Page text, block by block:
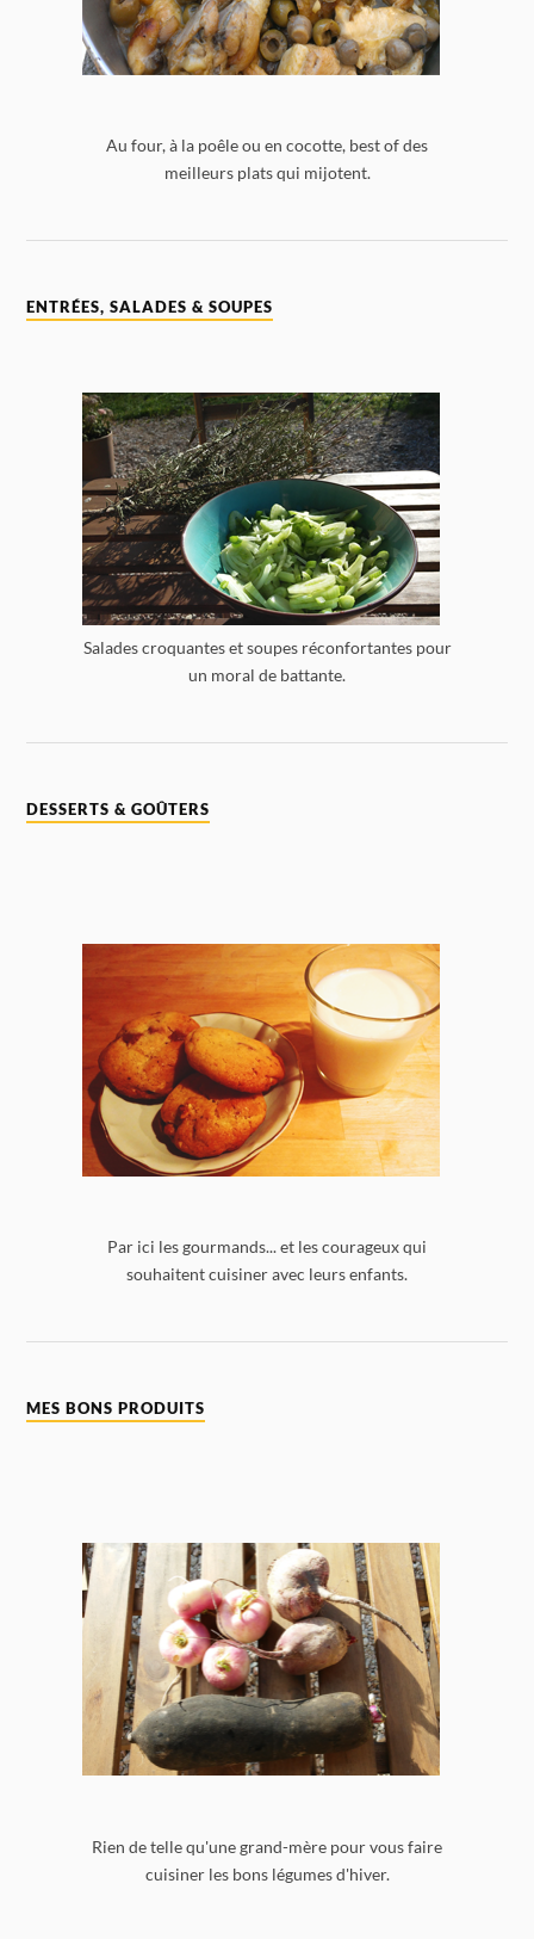
Au four, à la poêle ou en cocotte, best of des
meilleurs plats qui mijotent.
ENTRÉES, SALADES & SOUPES
Salades croquantes et soupes réconfortantes pour
un moral de battante.
DESSERTS & GOÛTERS
Par ici les gourmands... et les courageux qui
souhaitent cuisiner avec leurs enfants.
MES BONS PRODUITS
Rien de telle qu'une grand-mère pour vous faire
cuisiner les bons légumes d'hiver.